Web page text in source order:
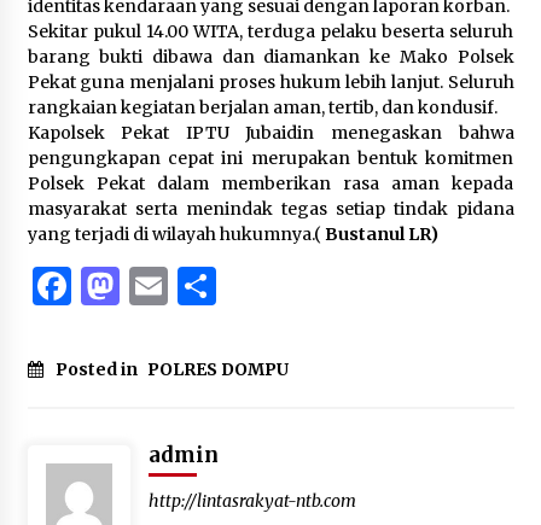
identitas kendaraan yang sesuai dengan laporan korban.
Sekitar pukul 14.00 WITA, terduga pelaku beserta seluruh
barang bukti dibawa dan diamankan ke Mako Polsek
Pekat guna menjalani proses hukum lebih lanjut. Seluruh
rangkaian kegiatan berjalan aman, tertib, dan kondusif.
Kapolsek Pekat IPTU Jubaidin menegaskan bahwa
pengungkapan cepat ini merupakan bentuk komitmen
Polsek Pekat dalam memberikan rasa aman kepada
masyarakat serta menindak tegas setiap tindak pidana
yang terjadi di wilayah hukumnya.( Bustanul LR)
Facebook
Mastodon
EmailShare
Posted in POLRES DOMPU
admin
http://lintasrakyat-ntb.com